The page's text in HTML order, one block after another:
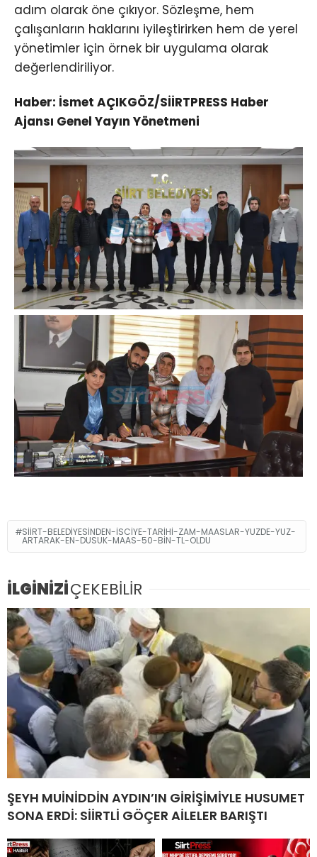
adım olarak öne çıkıyor. Sözleşme, hem
çalışanların haklarını iyileştirirken hem de yerel
yönetimler için örnek bir uygulama olarak
değerlendiriliyor.
Haber: İsmet AÇIKGÖZ/SİİRTPRESS Haber
Ajansı Genel Yayın Yönetmeni
SIIRT-BELEDIYESINDEN-ISCIYE-TARIHI-ZAM-MAASLAR-YUZDE-YUZ-
ARTARAK-EN-DUSUK-MAAS-50-BIN-TL-OLDU
İLGİNİZİÇEKEBİLİR
ŞEYH MUİNİDDİN AYDIN’IN GİRİŞİMİYLE HUSUMET
SONA ERDİ: SİİRTLİ GÖÇER AİLELER BARIŞTI